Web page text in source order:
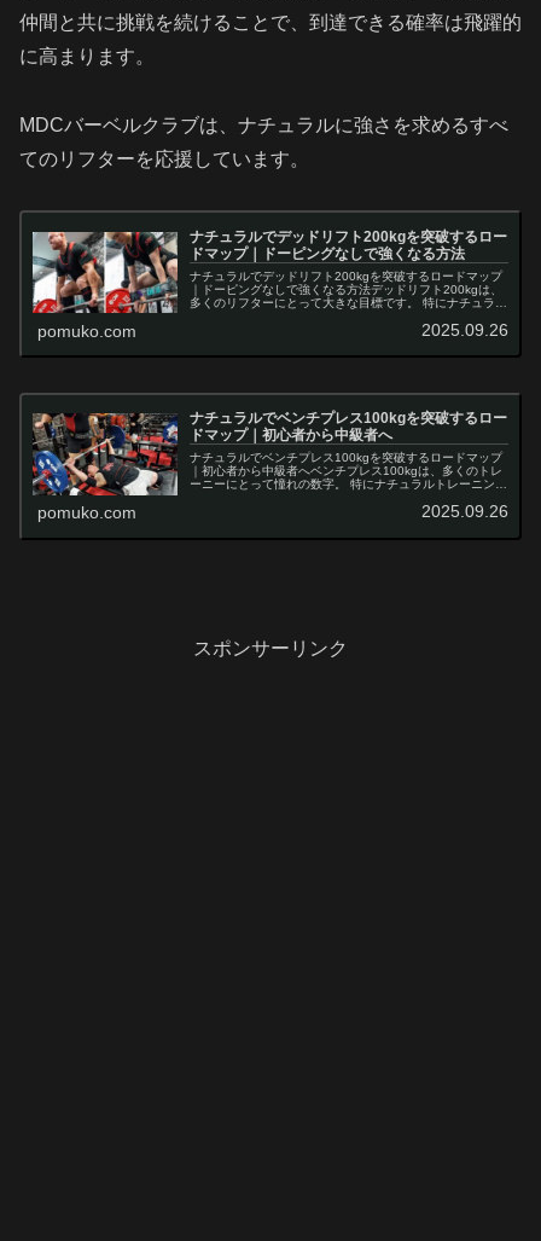
仲間と共に挑戦を続けることで、到達できる確率は飛躍的
に高まります。
MDCバーベルクラブは、ナチュラルに強さを求めるすべ
てのリフターを応援しています。
ナチュラルでデッドリフト200kgを突破するロー
ドマップ｜ドーピングなしで強くなる方法
ナチュラルでデッドリフト200kgを突破するロードマップ
｜ドーピングなしで強くなる方法デッドリフト200kgは、
多くのリフターにとって大きな目標です。 特にナチュラル
pomuko.com 2025.09.26
ナチュラルでベンチプレス100kgを突破するロー
ドマップ｜初心者から中級者へ
ナチュラルでベンチプレス100kgを突破するロードマップ
｜初心者から中級者へベンチプレス100kgは、多くのトレ
ーニーにとって憧れの数字。 特にナチュラルトレーニング
pomuko.com 2025.09.26
スポンサーリンク